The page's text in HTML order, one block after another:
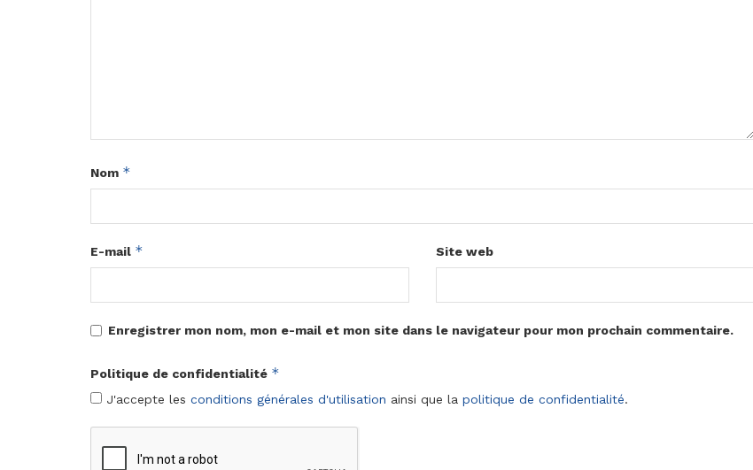
Nom *
E-mail * Site web
Enregistrer mon nom, mon e-mail et mon site dans le navigateur pour mon prochain commentaire.
Politique de confidentialité *
J'accepte les conditions générales d'utilisation ainsi que la politique de confidentialité.